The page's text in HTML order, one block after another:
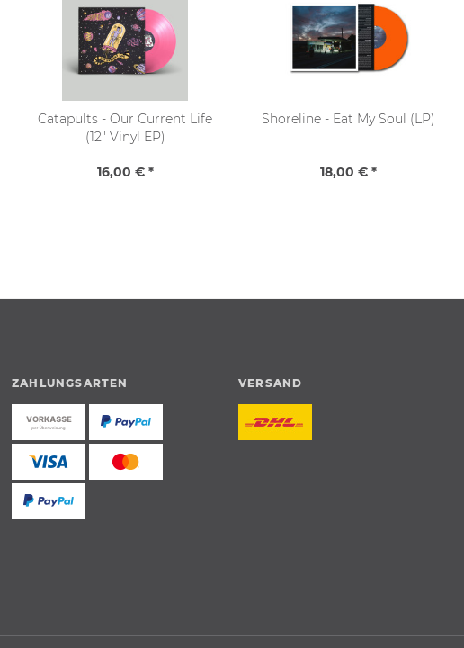
Catapults - Our Current Life
(12" Vinyl EP)
16,00 € *
Shoreline - Eat My Soul (LP)
18,00 € *
ZAHLUNGSARTEN VERSAND